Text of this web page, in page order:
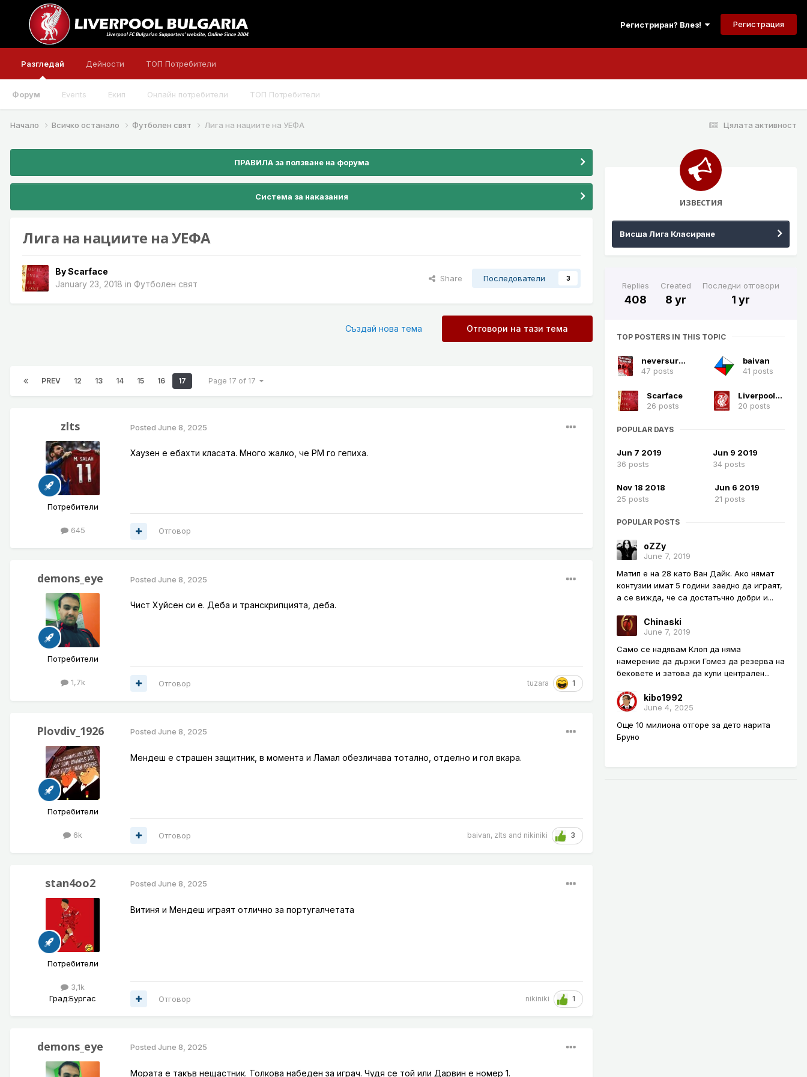
Регистриран? Влез! Регистрация
Разгледай
Форум Events Екип Онлайн потребители ТОП Потребители
Дейности ТОП Потребители
Цялата активност
Начало Всичко останало Футболен свят Лига на нациите на УЕФА
ПРАВИЛА за ползване на форума
Система за наказания
Лига на нациите на УЕФА
ByScarface
January 23, 2018 in Футболен свят
Share Последователи 3
Отговори на тази тема
Създай нова тема
PREV 12 13 14 15 16 17 Page 17 of 17
zlts
Потребители
645
Posted June 8, 2025
Хаузен е ебахти класата. Много жалко, че РМ го гепиха.
Отговор
demons_eye
Потребители
1,7k
Posted June 8, 2025
Чист Хуйсен си е. Деба и транскрипцията, деба.
tuzara 1
Отговор
Plovdiv_1926
Потребители
6k
Posted June 8, 2025
Мендеш е страшен защитник, в момента и Ламал обезличава тотално, отделно и гол вкара.
baivan, zlts and nikiniki 3
Отговор
stan4oo2
Потребители
3,1k
Град:Бургас
Posted June 8, 2025
Витиня и Мендеш играят отлично за португалчетата
nikiniki 1
Отговор
demons_eye Posted June 8, 2025
Мората е такъв нещастник. Толкова набеден за играч. Чудя се той или Дарвин е номер 1.
ИЗВЕСТИЯ
Висша Лига Класиране
Replies
408
Created
8 yr
Последни отговори
1 yr
TOP POSTERS IN THIS TOPIC
neversurrender
47 posts
baivan
41 posts
Scarface
26 posts
LiverpoolYNWA
20 posts
POPULAR DAYS
Jun 7 2019
36 posts
Jun 9 2019
34 posts
Nov 18 2018
25 posts
Jun 6 2019
21 posts
POPULAR POSTS
oZZy
June 7, 2019
Матип е на 28 като Ван Дайк. Ако нямат
контузии имат 5 години заедно да играят,
а се вижда, че са достатъчно добри и...
Chinaski
June 7, 2019
Само се надявам Клоп да няма
намерение да държи Гомез да резерва на
бековете и затова да купи централен...
kibo1992
June 4, 2025
Още 10 милиона отгоре за дето наритa
Бруно